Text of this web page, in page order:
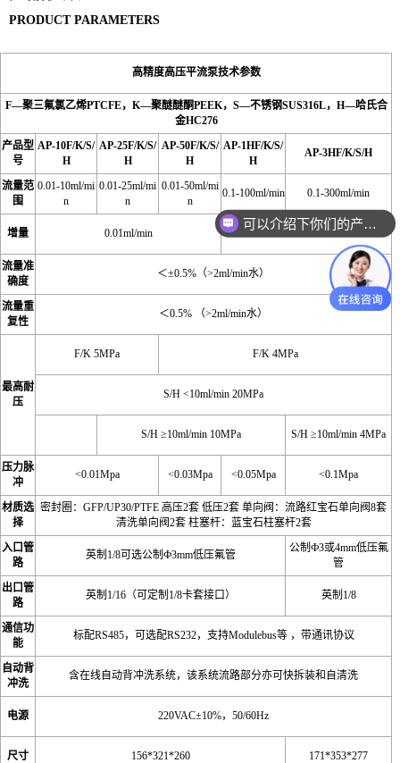
PRODUCT PARAMETERS
高精度高压平流泵技术参数
F—聚三氟氯乙烯PTCFE，K—聚醚醚酮PEEK，S—不锈钢SUS316L，H—哈氏合
金HC276
产品型
号
AP-10F/K/S/
H
AP-25F/K/S/
H
AP-50F/K/S/
H
AP-1HF/K/S/
H
AP-3HF/K/S/H
流量范
围
0.01-10ml/mi
n
0.01-25ml/mi
n
0.01-50ml/mi
n
0.1-100ml/min 0.1-300ml/min
增量 0.01ml/min 0.1ml/min
流量准
确度
＜±0.5%（>2ml/min水）
流量重
复性
＜0.5% （>2ml/min水）
最高耐
压
F/K 5MPa F/K 4MPa
S/H <10ml/min 20MPa
S/H ≥10ml/min 10MPa S/H ≥10ml/min 4MPa
压力脉
冲
<0.01Mpa <0.03Mpa <0.05Mpa <0.1Mpa
材质选
择
密封圈：GFP/UP30/PTFE 高压2套 低压2套 单向阀：流路红宝石单向阀8套
清洗单向阀2套 柱塞杆：蓝宝石柱塞杆2套
入口管
路
英制1/8可选公制Ф3mm低压氟管
公制Ф3或4mm低压氟
管
出口管
路
英制1/16（可定制1/8卡套接口） 英制1/8
通信功
能
标配RS485，可选配RS232，支持Modulebus等 ，带通讯协议
自动背
冲洗
含在线自动背冲洗系统，该系统流路部分亦可快拆装和自清洗
电源 220VAC±10%，50/60Hz
尺寸 156*321*260 171*353*277